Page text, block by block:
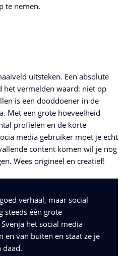
te nemen.
uitsteken. Een absolute
het vermelden waard: niet op
is een dooddoener in de
Met een grote hoeveelheid
profielen en de korte
media gebruiker moet je echt
content komen wil je nog
Wees origineel en creatief!
verhaal, maar social
steeds één grote
het social media
en van buiten en staat ze je
daad.